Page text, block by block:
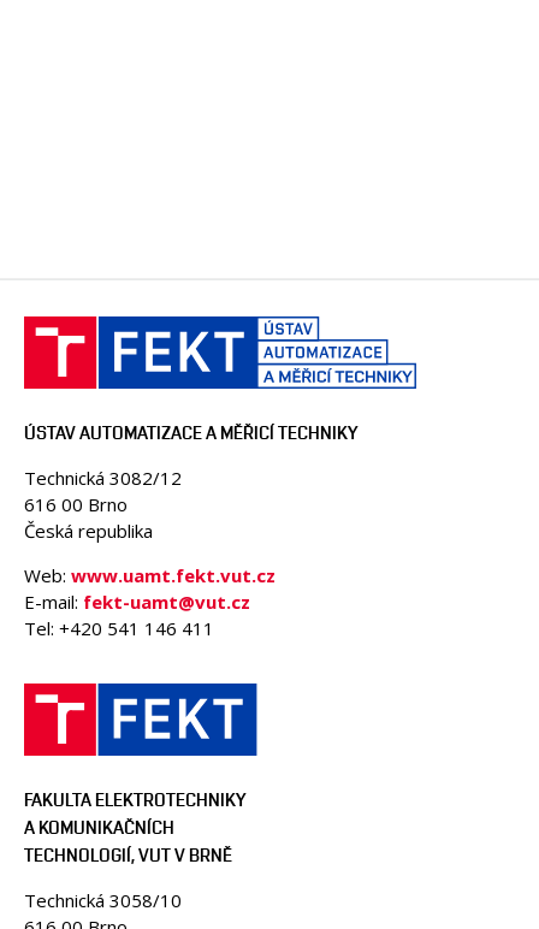
ÚSTAV AUTOMATIZACE A MĚŘICÍ TECHNIKY
Technická 3082/12
616 00 Brno
Česká republika
Web: www.uamt.fekt.vut.cz
E-mail: fekt-uamt@vut.cz
Tel: +420 541 146 411
FAKULTA ELEKTROTECHNIKY
A KOMUNIKAČNÍCH
TECHNOLOGIÍ, VUT V BRNĚ
Technická 3058/10